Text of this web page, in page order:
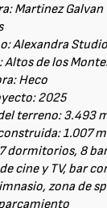
Martinez Galvan
Alexandra Studio
de los
Heco
2025
terreno: 3.493
1.007
dormitorios, 8
cine y TV, bar
zona de